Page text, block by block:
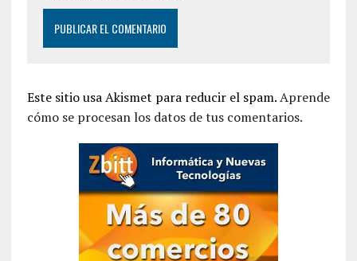
Este sitio usa Akismet para reducir el spam.Aprende
cómo se procesan los datos de tus comentarios.